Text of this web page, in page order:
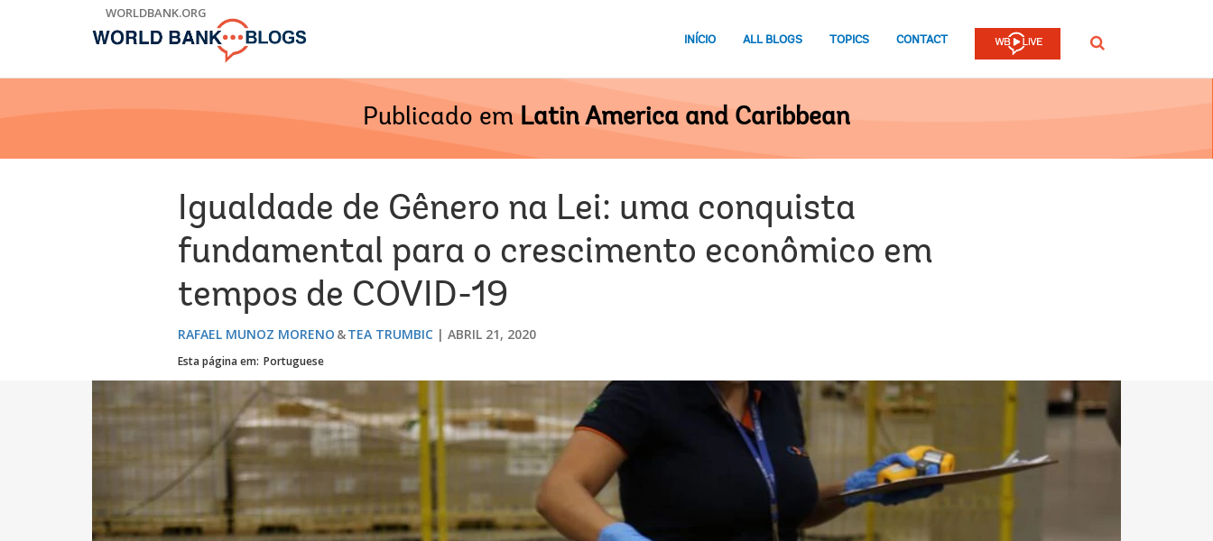
WORLDBANK.ORG
INÍCIO ALL BLOGS TOPICS CONTACT Procurar
Publicado em Latin America and Caribbean
Igualdade de Gênero na Lei: uma conquista
fundamental para o crescimento econômico em
tempos de COVID-19
RAFAEL MUNOZ MORENO TEA TRUMBIC ABRIL 21, 2020
Esta página em: Portuguese